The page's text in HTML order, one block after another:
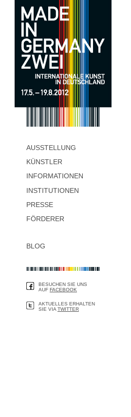
AUSSTELLUNG
KÜNSTLER
INFORMATIONEN
INSTITUTIONEN
PRESSE
FÖRDERER
BLOG
BESUCHEN SIE UNS
AUF FACEBOOK
AKTUELLES ERHALTEN
SIE VIA TWITTER